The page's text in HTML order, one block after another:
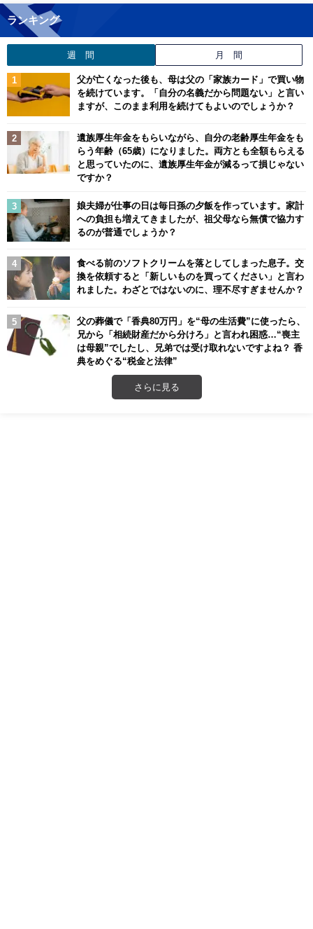
ランキング
週 間 月 間
父が亡くなった後も、母は父の「家族カード」で買い物
を続けています。「自分の名義だから問題ない」と言い
ますが、このまま利用を続けてもよいのでしょうか？
遺族厚生年金をもらいながら、自分の老齢厚生年金をも
らう年齢（65歳）になりました。両方とも全額もらえる
と思っていたのに、遺族厚生年金が減るって損じゃない
ですか？
娘夫婦が仕事の日は毎日孫の夕飯を作っています。家計
への負担も増えてきましたが、祖父母なら無償で協力す
るのが普通でしょうか？
食べる前のソフトクリームを落としてしまった息子。交
換を依頼すると「新しいものを買ってください」と言わ
れました。わざとではないのに、理不尽すぎませんか？
父の葬儀で「香典80万円」を“母の生活費”に使ったら、
兄から「相続財産だから分けろ」と言われ困惑…“喪主
は母親”でしたし、兄弟では受け取れないですよね？ 香
典をめぐる“税金と法律”
さらに見る